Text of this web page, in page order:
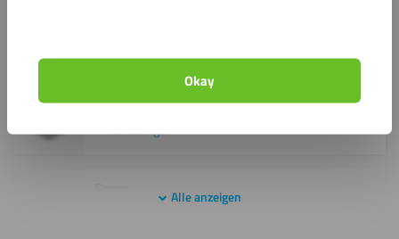
Okay
4mm
Alle anzeigen
Alle anzeigen